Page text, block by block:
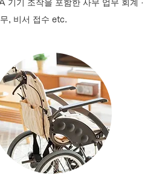
기기 조작을 포함한 사무 업무 회계 ·
, 비서 접수 etc.